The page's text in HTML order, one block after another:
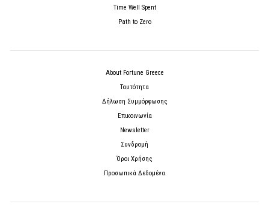
Time Well Spent
Path to Zero
About Fortune Greece
Ταυτότητα
Δήλωση Συμμόρφωσης
Επικοινωνία
Newsletter
Συνδρομή
Όροι Χρήσης
Προσωπικά Δεδομένα